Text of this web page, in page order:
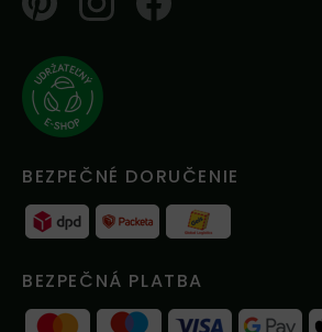
PinterestInstagramFacebook
BEZPEČNÉ DORUČENIE
BEZPEČNÁ PLATBA